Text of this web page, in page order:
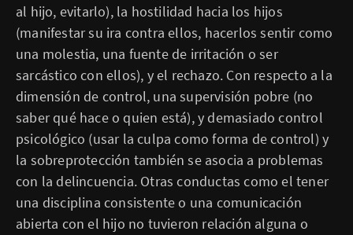
al hijo, evitarlo), la hostilidad hacia los hijos
(manifestar su ira contra ellos, hacerlos sentir como
una molestia, una fuente de irritación o ser
sarcástico con ellos), y el rechazo. Con respecto a la
dimensión de control, una supervisión pobre (no
saber qué hace o quien está), y demasiado control
psicológico (usar la culpa como forma de control) y
la sobreprotección también se asocia a problemas
con la delincuencia. Otras conductas como el tener
una disciplina consistente o una comunicación
abierta con el hijo no tuvieron relación alguna o